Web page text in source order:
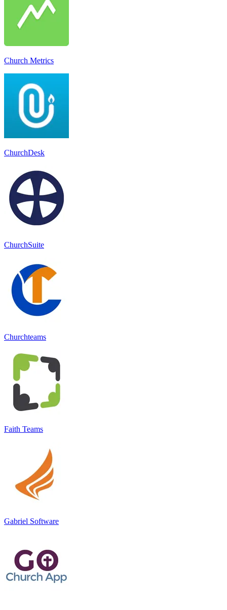
Church Metrics
ChurchDesk
ChurchSuite
Churchteams
Faith Teams
Gabriel Software